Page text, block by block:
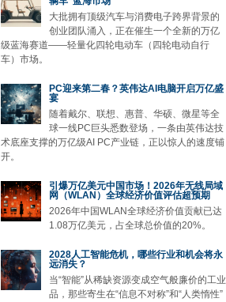
大批拥有顶级汽车与消费电子跨界背景的
创业团队涌入，正在催生一个全新的万亿
级蓝海赛道——轻量化四轮电动车（四轮电动自行
车）市场。
PC迎来第二春？英伟达AI电脑开启万亿盛
宴
随着戴尔、联想、惠普、华硕、微星等全
球一线PC巨头悉数登场，一条由英伟达技
术底座支撑的万亿级AI PC产业链，正以惊人的速度铺
开。
引爆万亿美元中国市场！2026年无线局域
网（WLAN）全球经济价值评估超预期
2026年中国WLAN全球经济价值贡献已达
1.08万亿美元，占全球总价值的20%。
2028人工智能危机，哪些行业和机会将永
远消失？
当“智能”从稀缺资源变成空气般廉价的工业
品，那些寄生在“信息不对称”和“人类惰性”